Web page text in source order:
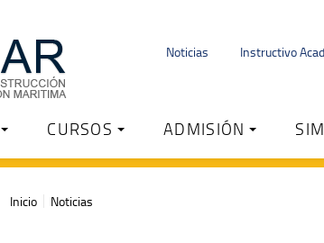
Noticias Instructivo
CURSOS ADMISIÓN
Inicio Noticias